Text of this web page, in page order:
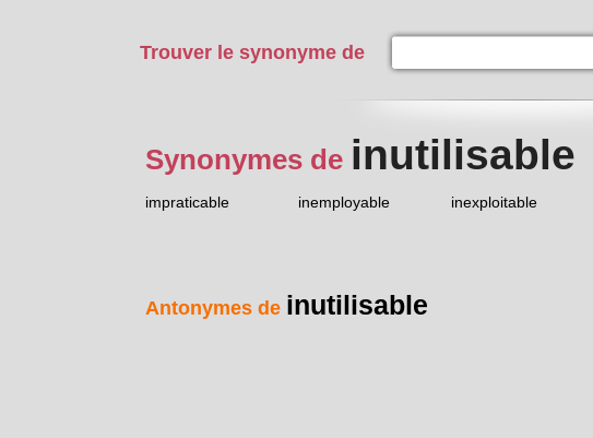
Trouver le synonyme de
Synonymes de inutilisable
impraticable inemployable inexploitable
Antonymes de inutilisable